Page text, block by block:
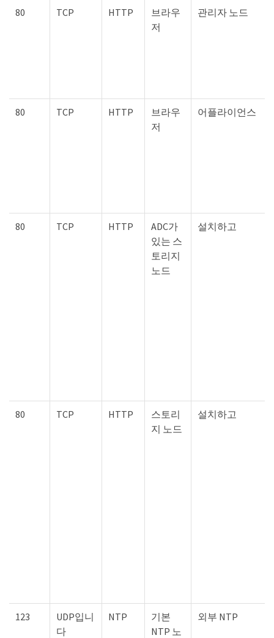
80 TCP HTTP
브라우
저
관리자 노드
80 TCP HTTP
브라우
저
어플라이언스
80 TCP HTTP
ADC가
있는 스
토리지
노드
설치하고
80 TCP HTTP
스토리
지 노드
설치하고
123
UDP입니
다
NTP
기본
NTP 노
외부 NTP